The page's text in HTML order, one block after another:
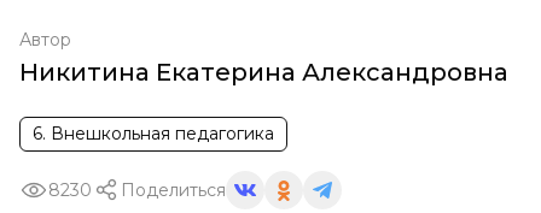
Автор
Никитина Екатерина Александровна
6. Внешкольная педагогика
8230 Поделиться